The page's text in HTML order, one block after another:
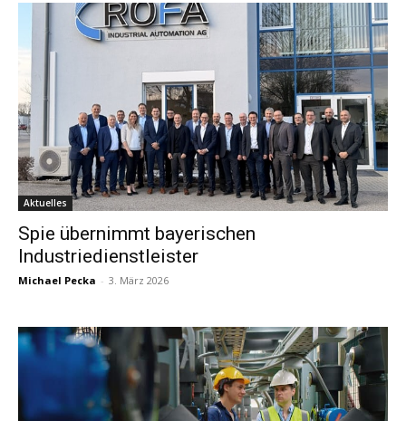
Aktuelles
Spie übernimmt bayerischen
Industriedienstleister
Michael Pecka - 3. März 2026